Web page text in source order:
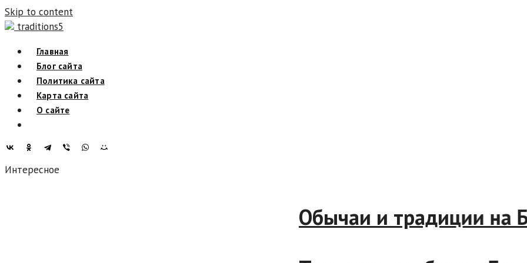
Skip to content
traditions5
Главная
Блог сайта
Политика сайта
Карта сайта
О сайте
Интересное
Обычаи и традиции на